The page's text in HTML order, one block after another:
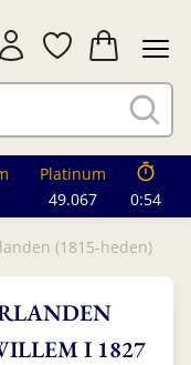
Platinum
49.067
0:53
(1815-heden)
I 1827